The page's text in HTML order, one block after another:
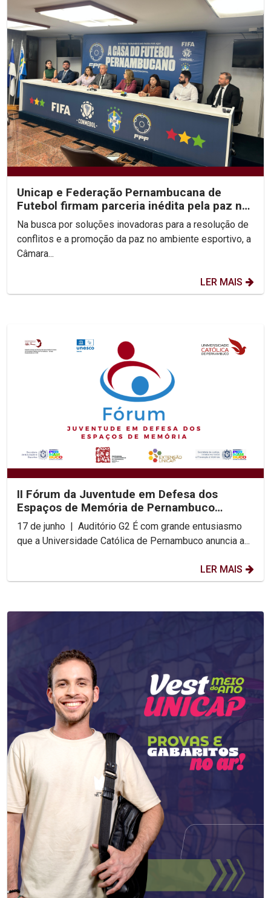
Unicap e Federação Pernambucana de
Futebol firmam parceria inédita pela paz no
esporte
Na busca por soluções inovadoras para a resolução de
conflitos e a promoção da paz no ambiente esportivo, a
Câmara...
LER MAIS
II Fórum da Juventude em Defesa dos
Espaços de Memória de Pernambuco
acontece na UNICAP
17 de junho | Auditório G2 É com grande entusiasmo
que a Universidade Católica de Pernambuco anuncia a...
LER MAIS